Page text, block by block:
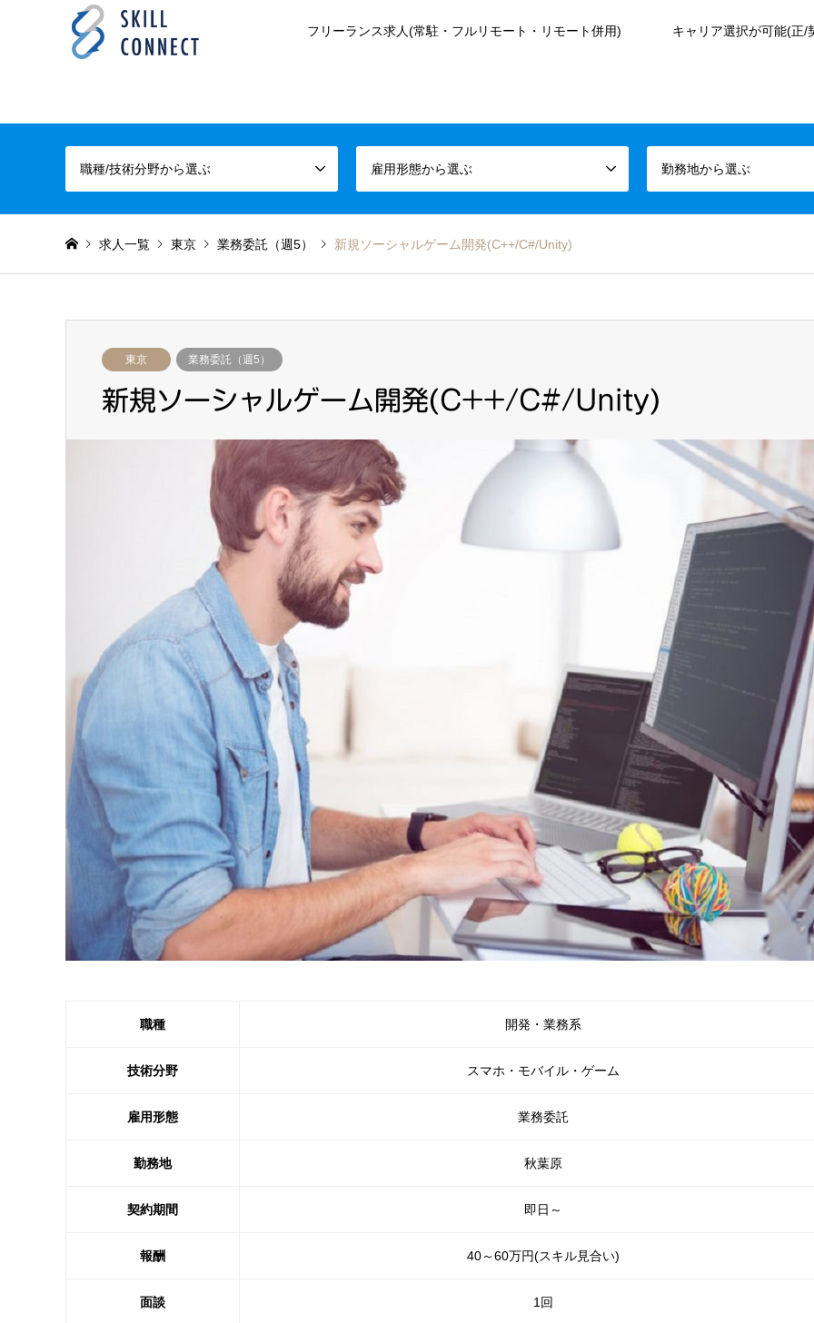
フリーランス求人(常駐・フルリモート・リモート併用) キャリア選択が可能(正/
職種/技術分野から選ぶ 雇用形態から選ぶ 勤務地から選ぶ
求人一覧 東京 業務委託（週5） 新規ソーシャルゲーム開発(C++/C#/Unity)
東京 業務委託（週5）
新規ソーシャルゲーム開発(C++/C#/Unity)
職種 開発・業務系
技術分野 スマホ・モバイル・ゲーム
雇用形態 業務委託
勤務地 秋葉原
契約期間 即日～
報酬 40～60万円(スキル見合い)
面談 1回